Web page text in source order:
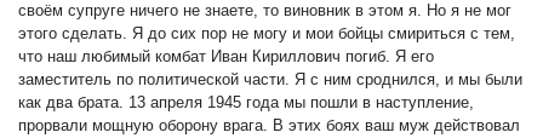
своём супруге ничего не знаете, то виновник в этом я. Но я не мог
этого сделать. Я до сих пор не могу и мои бойцы смириться с тем,
что наш любимый комбат Иван Кириллович погиб. Я его
заместитель по политической части. Я с ним сроднился, и мы были
как два брата. 13 апреля 1945 года мы пошли в наступление,
прорвали мощную оборону врага. В этих боях ваш муж действовал